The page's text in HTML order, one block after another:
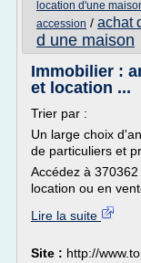
location d'une
accession / achat
d une maison
Immobilier :
et location ...
Trier par :
Un large choix
de particuliers et
Accédez à
location ou en
Lire la suite
Site : http://